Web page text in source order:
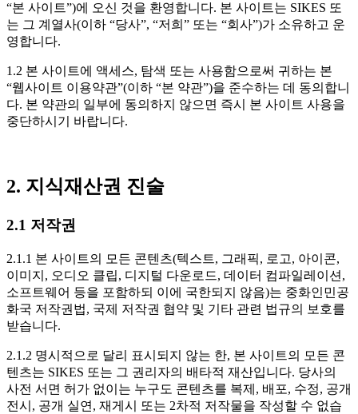
“본 사이트”)에 오신 것을 환영합니다. 본 사이트는 SIKES 또
는 그 계열사(이하 “당사”, “저희” 또는 “회사”)가 소유하고 운
영합니다.
1.2 본 사이트에 액세스, 탐색 또는 사용함으로써 귀하는 본
“웹사이트 이용약관”(이하 “본 약관”)을 준수하는 데 동의합니
다. 본 약관의 일부에 동의하지 않으면 즉시 본 사이트 사용을
중단하시기 바랍니다.
2. 지식재산권 진술
2.1 저작권
2.1.1 본 사이트의 모든 콘텐츠(텍스트, 그래픽, 로고, 아이콘,
이미지, 오디오 클립, 디지털 다운로드, 데이터 컴파일레이션,
소프트웨어 등을 포함하되 이에 국한되지 않음)는 중화인민공
화국 저작권법, 국제 저작권 협약 및 기타 관련 법규의 보호를
받습니다.
2.1.2 명시적으로 달리 표시되지 않는 한, 본 사이트의 모든 콘
텐츠는 SIKES 또는 그 권리자의 배타적 재산입니다. 당사의
사전 서면 허가 없이는 누구도 콘텐츠를 복제, 배포, 수정, 공개
전시, 공개 실연, 재게시 또는 2차적 저작물을 작성할 수 없습